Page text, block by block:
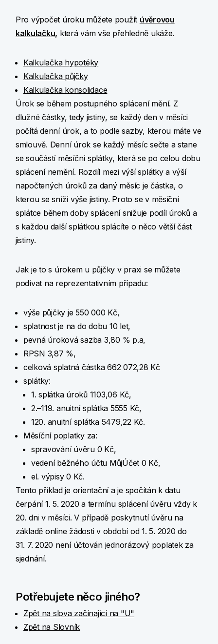
Pro výpočet úroku můžete použít úvěrovou
kalkulačku, která vám vše přehledně ukáže.
Kalkulačka hypotéky
Kalkulačka půjčky
Kalkulačka konsolidace
Úrok se během postupného splácení mění. Z
dlužné částky, tedy jistiny, se každý den v měsíci
počítá denní úrok, a to podle sazby, kterou máte ve
smlouvě. Denní úrok se každý měsíc sečte a stane
se součástí měsíční splátky, která se po celou dobu
splácení nemění. Rozdíl mezi výší splátky a výší
napočtených úroků za daný měsíc je částka, o
kterou se sníží výše jistiny. Proto se v měsíční
splátce během doby splácení snižuje podíl úroků a
s každou další splátkou splácíte o něco větší část
jistiny.
Jak je to s úrokem u půjčky v praxi se můžete
podívat na reprezentativním případu:
výše půjčky je 550 000 Kč,
splatnost je na do dobu 10 let,
pevná úroková sazba 3,80 % p.a,
RPSN 3,87 %,
celková splatná částka 662 072,28 Kč
splátky:
1. splátka úroků 1103,06 Kč,
2.–119. anuitní splátka 5555 Kč,
120. anuitní splátka 5479,22 Kč.
Měsíční poplatky za:
spravování úvěru 0 Kč,
vedení běžného účtu MůjÚčet 0 Kč,
el. výpisy 0 Kč.
Tento příklad je orientační a je spočítán k datu
čerpání 1. 5. 2020 a termínu splácení úvěru vždy k
20. dni v měsíci. V případě poskytnutí úvěru na
základě online žádosti v období od 1. 5. 2020 do
31. 7. 2020 není účtován jednorázový poplatek za
sjednání.
Potřebujete něco jiného?
Zpět na slova začínající na "U"
Zpět na Slovník